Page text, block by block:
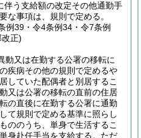
伴う支給額の改定その他通勤手
な事項は、規則で定める。
例39・令4条例34・令7条例
正)
動又は在勤する公署の移転に
疾病その他の規則で定めるや
していた配偶者と別居するこ
又は公署の移転の直前の住居
の直後に在勤する公署に通勤
て規則で定める基準に照らし
ののうち、単身で生活するこ
身赴任手当を支給する。 ただ